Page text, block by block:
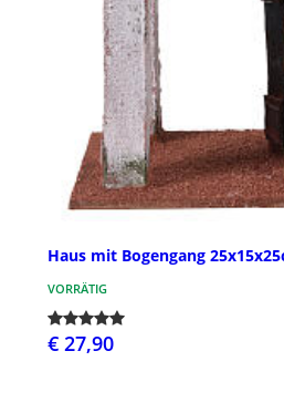
Haus mit Bogengang
VORRÄTIG
€ 27,90